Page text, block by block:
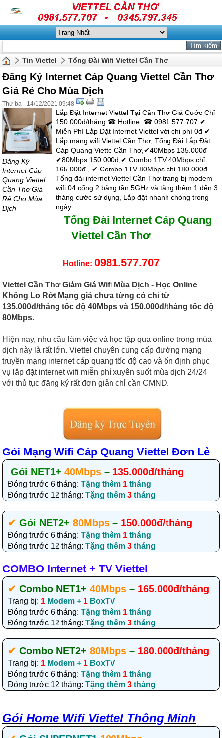
Tin Viettel Tổng Đài Wifi Viettel Cần Thơ
Đăng Ký Internet Cáp Quang Viettel Cần Thơ
Giá Rẻ Cho Mùa Dịch
Thứ ba - 14/12/2021 09:48
Đăng Ký
Internet Cáp
Quang Viettel
Cần Thơ Giá
Rẻ Cho Mùa
Dịch
Lắp Đặt Internet Viettel Tại Cần Thơ Giá Cước Chỉ
150.000đ/tháng ☎ Hotline: ☎ 0981.577.707 ✔
Miễn Phí Lắp Đặt Internet Viettel với chi phí 0đ ‎✔
Lắp mạng wifi Viettel Cần Thơ, Tổng Đài Lắp Đặt
Cáp Quang Viette Cần Thơ,✔40Mbps 135.000đ
✔80Mbps 150.000đ,✔ Combo 1TV 40Mbps chỉ
165.000đ , ✔ Combo 1TV 80Mbps chỉ 180.000đ
Tổng đài internet Viettel Cần Thơ trang bị modem
wifi 04 cổng 2 băng tần 5GHz và tặng thêm 1 đến 3
tháng cước sử dụng, Lắp đặt nhanh chóng trong
ngày.
Tổng Đài Internet Cáp Quang
Viettel Cần Thơ
Hotline: 0981.577.707
Viettel Cần Thơ Giảm Giá Wifi Mùa Dịch - Học Online
Không Lo Rớt Mạng giá chưa từng có chỉ từ
135.000đ/tháng tốc độ 40Mbps và 150.000đ/tháng tốc độ
80Mbps.
Hiện nay, nhu cầu làm việc và học tập qua online trong mùa
dịch này là rất lớn. Viettel chuyên cung cấp đường mạng
truyền mạng internet cáp quang tốc độ cao và ổn định phục
vụ lắp đặt internet wifi miễn phí xuyên suốt mùa dịch 24/24
với thủ tục đăng ký rất đơn giản chỉ cần CMND.
Gói Mạng Wifi Cáp Quang Viettel Đơn Lẻ
Gói NET1+ 40Mbps – 135.000đ/tháng
Đóng trước 6 tháng: Tặng thêm 1 tháng
Đóng trước 12 tháng: Tặng thêm 3 tháng
✔‎ Gói NET2+ 80Mbps – 150.000đ/tháng
Đóng trước 6 tháng: Tặng thêm 1 tháng
Đóng trước 12 tháng: Tặng thêm 3 tháng
COMBO Internet + TV Viettel
✔‎ Combo NET1+ 40Mbps – 165.000đ/tháng
Trang bị: 1 Modem + 1 BoxTV
Đóng trước 6 tháng: Tặng thêm 1 tháng
Đóng trước 12 tháng: Tặng thêm 3 tháng
✔‎ Combo NET2+ 80Mbps – 180.000đ/tháng
Trang bị: 1 Modem + 1 BoxTV
Đóng trước 6 tháng: Tặng thêm 1 tháng
Đóng trước 12 tháng: Tặng thêm 3 tháng
Gói Home Wifi Viettel Thông Minh